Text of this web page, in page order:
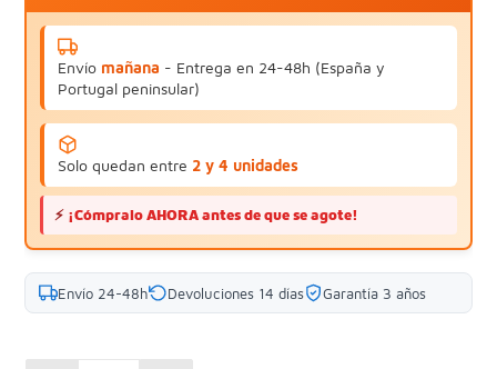
Envío mañana - Entrega en 24-48h (España y
Portugal peninsular)
Solo quedan entre 2 y 4 unidades
⚡ ¡Cómpralo AHORA antes de que se agote!
Envío 24-48h Devoluciones 14 días Garantía 3 años